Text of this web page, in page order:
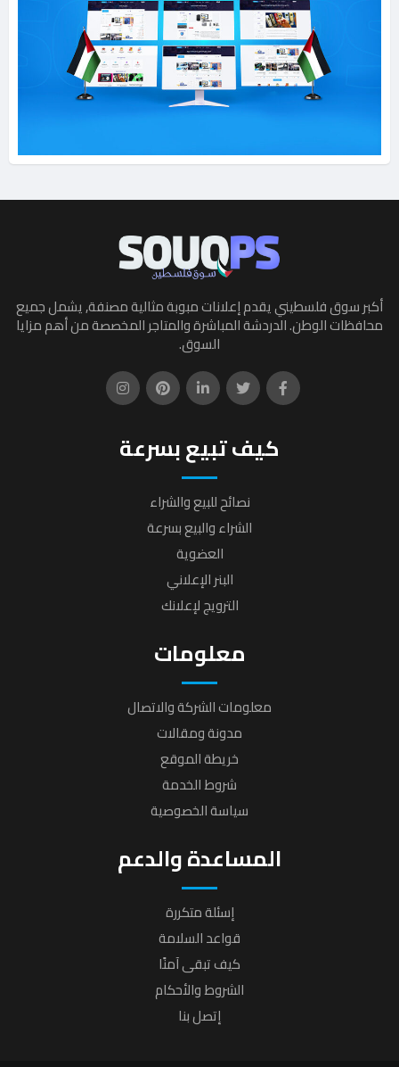
أكبر سوق فلسطيني يقدم إعلانات مبوبة مثالية مصنفة, يشمل جميع
محافظات الوطن. الدردشة المباشرة والمتاجر المخصصة من أهم مزايا
السوق.
كيف تبيع بسرعة
نصائح للبيع والشراء
الشراء والبيع بسرعة
العضوية
البنر الإعلاني
الترويج لإعلانك
معلومات
معلومات الشركة والاتصال
مدونة ومقالات
خريطة الموقع
شروط الخدمة
سياسة الخصوصية
المساعدة والدعم
إسئلة متكررة
قواعد السلامة
كيف تبقى آمنًا
الشروط والأحكام
إتصل بنا